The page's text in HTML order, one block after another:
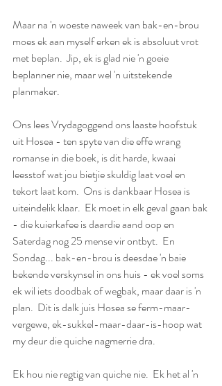
Maar na 'n woeste naweek van bak-en-brou
moes ek aan myself erken ek is absoluut vrot
met beplan.  Jip, ek is glad nie 'n goeie
beplanner nie, maar wel 'n uitstekende
planmaker.
Ons lees Vrydagoggend ons laaste hoofstuk
uit Hosea - ten spyte van die effe wrang
romanse in die boek, is dit harde, kwaai
leesstof wat jou bietjie skuldig laat voel en
tekort laat kom.  Ons is dankbaar Hosea is
uiteindelik klaar.  Ek moet in elk geval gaan bak
- die kuierkafee is daardie aand oop en
Saterdag nog 25 mense vir ontbyt.  En
Sondag... bak-en-brou is deesdae 'n baie
bekende verskynsel in ons huis - ek voel soms
ek wil iets doodbak of wegbak, maar daar is 'n
plan.  Dit is dalk juis Hosea se ferm-maar-
vergewe, ek-sukkel-maar-daar-is-hoop wat
my deur die quiche nagmerrie dra.
Ek hou nie regtig van quiche nie.  Ek het al 'n